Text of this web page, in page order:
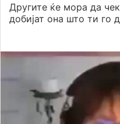
Другите ќе мора да
добијат она што ти го